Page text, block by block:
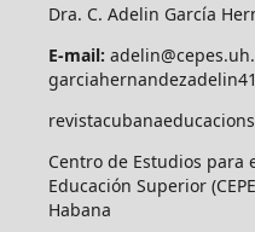
Dra. C. Adelin García
E-mail:
Centro de Estudios para
Educación Superior
Habana